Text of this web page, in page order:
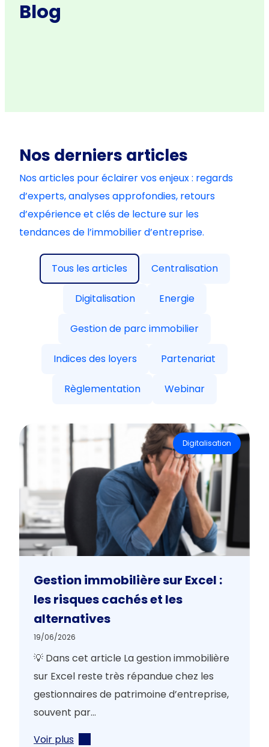
Blog
Nos derniers articles
Nos articles pour éclairer vos enjeux : regards
d’experts, analyses approfondies, retours
d’expérience et clés de lecture sur les
tendances de l’immobilier d’entreprise.
Tous les articles Centralisation
Digitalisation Energie
Gestion de parc immobilier
Indices des loyers Partenariat
Règlementation Webinar
Digitalisation
Gestion immobilière sur Excel :
les risques cachés et les
alternatives
19/06/2026
💡 Dans cet article La gestion immobilière
sur Excel reste très répandue chez les
gestionnaires de patrimoine d’entreprise,
souvent par...
Voir plus